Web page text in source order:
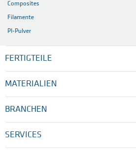
Composites
Filamente
PI-Pulver
FERTIGTEILE
MATERIALIEN
BRANCHEN
SERVICES